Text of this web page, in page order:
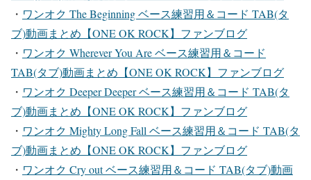
・ ワンオク The Beginning ベース練習用＆コード TAB(タ
ブ)動画まとめ【ONE OK ROCK】ファンブログ
・ ワンオク Wherever You Are ベース練習用＆コード
TAB(タブ)動画まとめ【ONE OK ROCK】ファンブログ
・ ワンオク Deeper Deeper ベース練習用＆コード TAB(タ
ブ)動画まとめ【ONE OK ROCK】ファンブログ
・ ワンオク Mighty Long Fall ベース練習用＆コード TAB(タ
ブ)動画まとめ【ONE OK ROCK】ファンブログ
・ ワンオク Cry out ベース練習用＆コード TAB(タブ)動画